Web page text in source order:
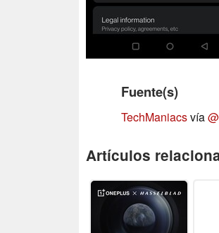
Fuente(s)
TechManiacsvía
Artículos